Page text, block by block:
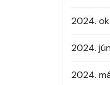
2024.
2024.
2024.